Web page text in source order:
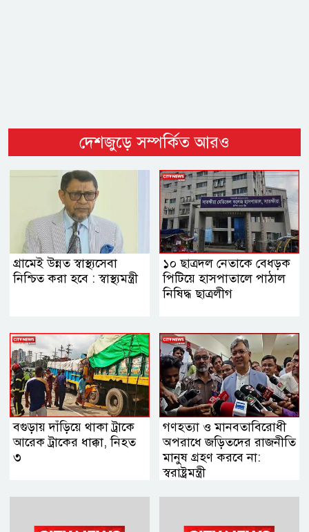
দেশজুড়ে সম্পর্কিত আরও
গ্রামেই উন্নত স্বাস্থ্যসেবা
নিশ্চিত করা হবে : স্বাস্থ্যমন্ত্রী
১০ ছাত্রদল নেতাকে বেধড়ক
পিটিয়ে হাসপাতালে পাঠাল
নিষিদ্ধ ছাত্রলীগ
বগুড়ায় দাঁড়িয়ে থাকা ট্রাকে
আরেক ট্রাকের ধাক্কা, নিহত
৩
গণহত্যা ও মানবতাবিরোধী
অপরাধে জড়িতদের রাজনীতি
মানুষ গ্রহণ করবে না:
স্বরাষ্ট্রমন্ত্রী